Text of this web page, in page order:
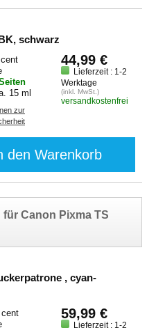
Druckerpatrone PG-545 XL BK, schwarz
cent
15 ml
zur
44,99 €
Lieferzeit : 1-2
Werktage
(inkl. MwSt.)
versandkostenfrei
den Warenkorb
Canon Pixma TS
, cyan-
cent
59,99 €
Lieferzeit : 1-2